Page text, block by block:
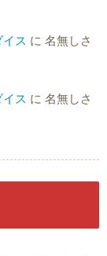
ス に 名無しさ
ス に 名無しさ